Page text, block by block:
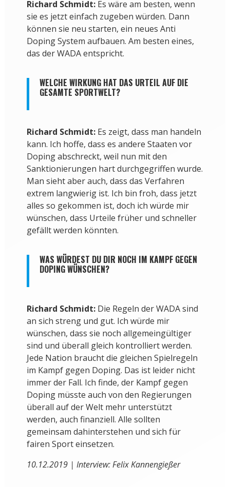
Richard Schmidt:Es wäre am besten, wenn
sie es jetzt einfach zugeben würden. Dann
können sie neu starten, ein neues Anti
Doping System aufbauen. Am besten eines,
das der WADA entspricht.
WELCHE WIRKUNG HAT DAS URTEIL AUF DIE
GESAMTE SPORTWELT?
Richard Schmidt:Es zeigt, dass man handeln
kann. Ich hoffe, dass es andere Staaten vor
Doping abschreckt, weil nun mit den
Sanktionierungen hart durchgegriffen wurde.
Man sieht aber auch, dass das Verfahren
extrem langwierig ist. Ich bin froh, dass jetzt
alles so gekommen ist, doch ich würde mir
wünschen, dass Urteile früher und schneller
gefällt werden könnten.
WAS WÜRDEST DU DIR NOCH IM KAMPF GEGEN
DOPING WÜNSCHEN?
Richard Schmidt:Die Regeln der WADA sind
an sich streng und gut. Ich würde mir
wünschen, dass sie noch allgemeingültiger
sind und überall gleich kontrolliert werden.
Jede Nation braucht die gleichen Spielregeln
im Kampf gegen Doping. Das ist leider nicht
immer der Fall. Ich finde, der Kampf gegen
Doping müsste auch von den Regierungen
überall auf der Welt mehr unterstützt
werden, auch finanziell. Alle sollten
gemeinsam dahinterstehen und sich für
fairen Sport einsetzen.
10.12.2019 | Interview: Felix Kannengießer